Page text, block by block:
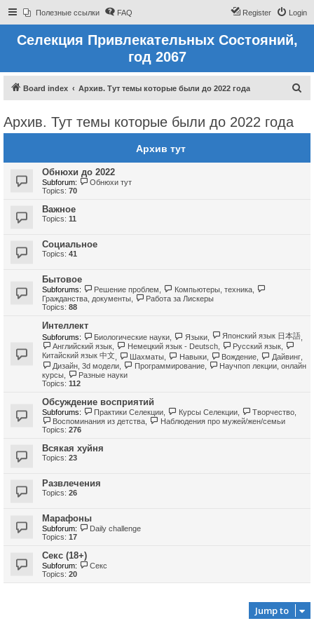
Полезные ссылки FAQ Login
Register
Селекция Привлекательных Состояний,
год 2067
Board index Архив. Тут темы которые были до 2022 года
Архив. Тут темы которые были до 2022 года
Архив тут
Обнюхи до 2022
Subforum:
Обнюхи тут
Topics: 70
Важное
Topics: 11
Социальное
Topics: 41
Бытовое
Subforums: Решение проблем Компьютеры, техника,
Гражданства, документы
Работа за Лискеры
Topics: 88
Интеллект
Subforums: Биологические науки Языки, Японский язык 日本語
Английский язык
Немецкий язык - Deutsch, Русский язык
Китайский язык 中文
Шахматы Навыки, Вождение Дайвинг,
Дизайн, 3d модели
Программирование,
Научпоп лекции, онлайн
курсы
Разные науки
Topics: 112
Обсуждение восприятий
Subforums: Практики Селекции Курсы Селекции, Творчество
Воспоминания из детства
Наблюдения про мужей/жен/семьи
Topics: 276
Всякая хуйня
Topics: 23
Развлечения
Topics: 26
Марафоны
Subforum:
Daily challenge
Topics: 17
Секс (18+)
Subforum:
Секс
Topics: 20
Jump to